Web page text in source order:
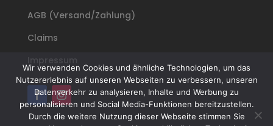
AGB (Versand/Zahlung)
Claims
Impressum
Wir verwenden Cookies und ähnliche Technologien, um das
Nutzererlebnis auf unseren Webseiten zu verbessern, unseren
Datenverkehr zu analysieren, Inhalte und Werbung zu
personalisieren und Social Media-Funktionen bereitzustellen.
Durch die weitere Nutzung dieser Webseite stimmen Sie